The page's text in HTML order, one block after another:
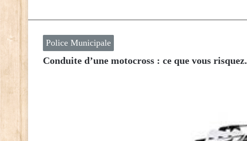
Police Municipale
Conduite d’une motocross : ce que vous risquez.